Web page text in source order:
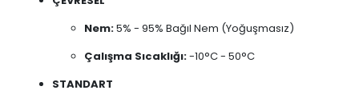
Nem:5% - 95% Bağıl Nem (Yoğuşmasız)
Çalışma Sıcaklığı:-10°C - 50°C
STANDART